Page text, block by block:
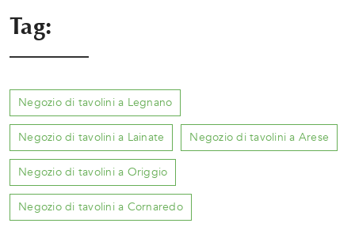
Tag:
Negozio di tavolini a Legnano
Negozio di tavolini a Lainate Negozio di tavolini a Arese
Negozio di tavolini a Origgio
Negozio di tavolini a Cornaredo